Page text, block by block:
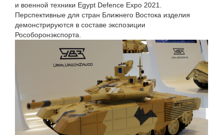
и военной техники Egypt Defence Expo 2021.
Перспективные для стран Ближнего Востока изделия
демонстрируются в составе экспозиции
Рособоронэкспорта.